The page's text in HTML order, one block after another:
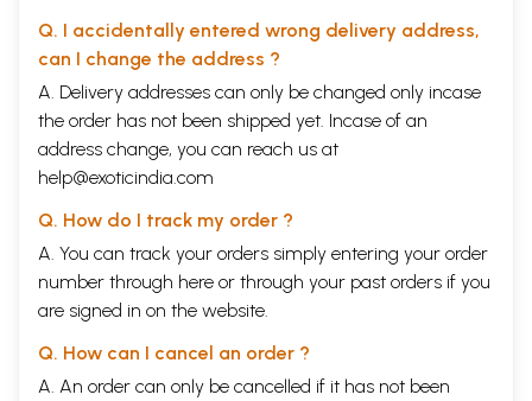
Q. I accidentally entered wrong delivery address,
can I change the address ?
A. Delivery addresses can only be changed only incase
the order has not been shipped yet. Incase of an
address change, you can reach us at
help@exoticindia.com
Q. How do I track my order ?
A. You can track your orders simply entering your order
number through here or through your past orders if you
are signed in on the website.
Q. How can I cancel an order ?
A. An order can only be cancelled if it has not been